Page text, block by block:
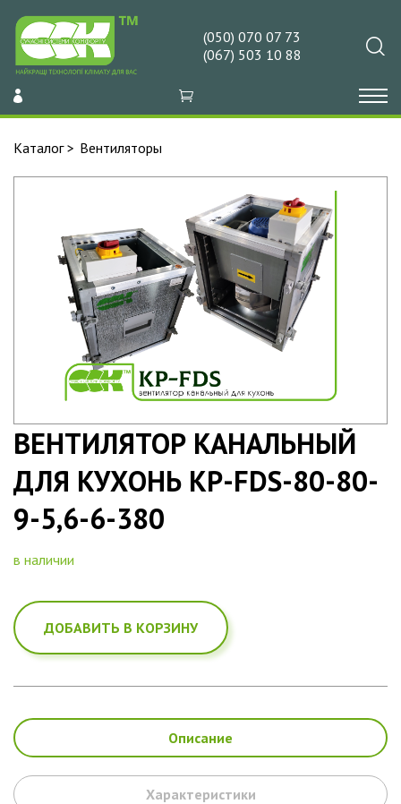
(050) 070 07 73
(067) 503 10 88
Каталог Вентиляторы
ВЕНТИЛЯТОР КАНАЛЬНЫЙ
ДЛЯ КУХОНЬ KP-FDS-80-80-
9-5,6-6-380
в наличии
ДОБАВИТЬ В КОРЗИНУ
Описание
Характеристики